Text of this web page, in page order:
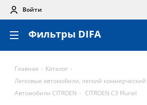
Войти
Фильтры DIFA
Главная - Каталог -
Легковые автомобили, легкий коммерческий
Автомобили CITROEN - CITROEN C3 Pluriel